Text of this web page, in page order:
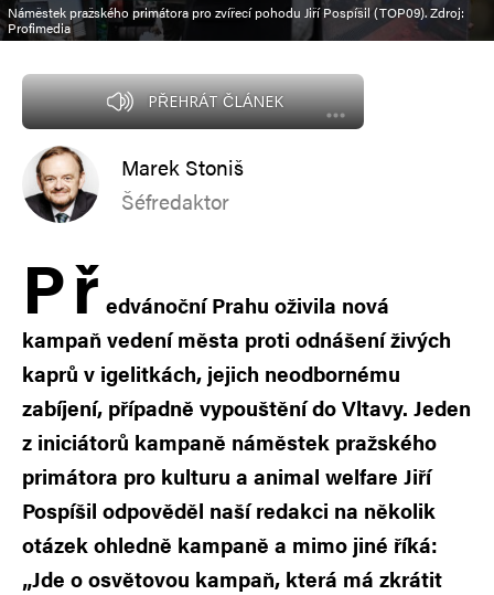
Náměstek pražského primátora pro zvířecí pohodu Jiří Pospíšil (TOP09). Zdroj:
Profimedia
PŘEHRÁT ČLÁNEK
Marek Stoniš
Šéfredaktor
Př edvánoční Prahu oživila nová
kampaň vedení města proti odnášení živých
kaprů v igelitkách, jejich neodbornému
zabíjení, případně vypouštění do Vltavy. Jeden
z iniciátorů kampaně náměstek pražského
primátora pro kulturu a animal welfare Jiří
Pospíšil odpověděl naší redakci na několik
otázek ohledně kampaně a mimo jiné říká:
„Jde o osvětovou kampaň, která má zkrátit